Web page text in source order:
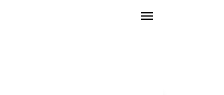
menu